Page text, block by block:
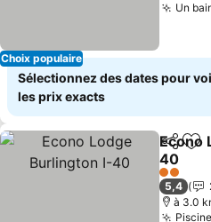
Choix populaire
Un
Sélectionnez des dates pour
les prix exacts
Partager
Econo
40
2 Étoiles
5,4
à 3.0